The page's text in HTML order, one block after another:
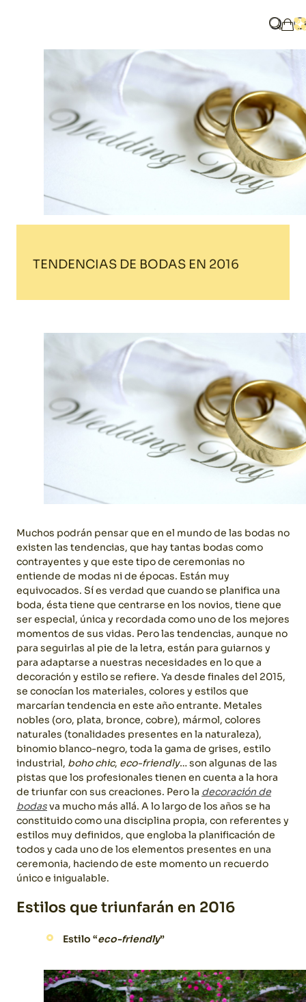
¿Qué
Mi
TENDENCIAS DE BODAS EN 2016
Muchos podrán pensar que en el mundo de las bodas no
existen las tendencias, que hay tantas bodas como
contrayentes y que este tipo de ceremonias no
entiende de modas ni de épocas. Están muy
equivocados. Sí es verdad que cuando se planifica una
boda, ésta tiene que centrarse en los novios, tiene que
ser especial, única y recordada como uno de los mejores
momentos de sus vidas. Pero las tendencias, aunque no
para seguirlas al pie de la letra, están para guiarnos y
para adaptarse a nuestras necesidades en lo que a
decoración y estilo se refiere. Ya desde finales del 2015,
se conocían los materiales, colores y estilos que
marcarían tendencia en este año entrante. Metales
nobles (oro, plata, bronce, cobre), mármol, colores
naturales (tonalidades presentes en la naturaleza),
binomio blanco-negro, toda la gama de grises, estilo
industrial, boho chic, eco-friendly… son algunas de las
pistas que los profesionales tienen en cuenta a la hora
de triunfar con sus creaciones. Pero la decoración de
bodasva mucho más allá. A lo largo de los años se ha
constituido como una disciplina propia, con referentes y
estilos muy definidos, que engloba la planificación de
todos y cada uno de los elementos presentes en una
ceremonia, haciendo de este momento un recuerdo
único e inigualable.
Estilos que triunfarán en 2016
Estilo “eco-friendly”